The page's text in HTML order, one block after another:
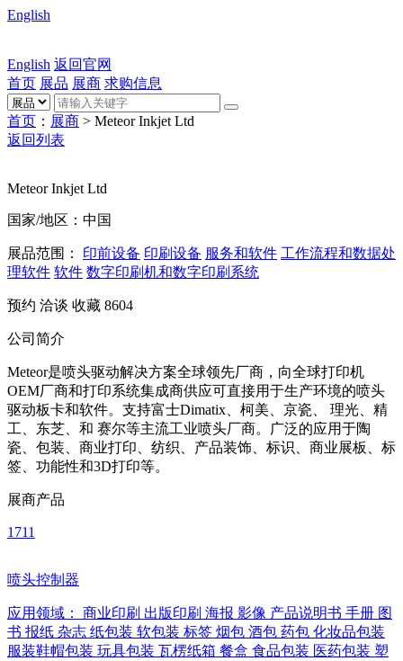
English
English 返回官网
首页 展品 展商 求购信息
首页 ： 展商 > Meteor Inkjet Ltd
返回列表
Meteor Inkjet Ltd
国家/地区：中国
展品范围： 印前设备 印刷设备 服务和软件 工作流程和数据处
理软件 软件 数字印刷机和数字印刷系统
预约 洽谈 收藏 8604
公司简介
Meteor是喷头驱动解决方案全球领先厂商，向全球打印机
OEM厂商和打印系统集成商供应可直接用于生产环境的喷头
驱动板卡和软件。支持富士Dimatix、柯美、京瓷、 理光、精
工、东芝、和 赛尔等主流工业喷头厂商。广泛的应用于陶
瓷、包装、商业打印、纺织、产品装饰、标识、商业展板、标
签、功能性和3D打印等。
展商产品
1711
喷头控制器
应用领域： 商业印刷 出版印刷 海报 影像 产品说明书 手册 图
书 报纸 杂志 纸包装 软包装 标签 烟包 酒包 药包 化妆品包装
服装鞋帽包装 玩具包装 瓦楞纸箱 餐盒 食品包装 医药包装 塑